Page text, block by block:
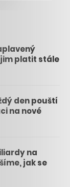
platit stále
den pouští
na nové
na
jak se